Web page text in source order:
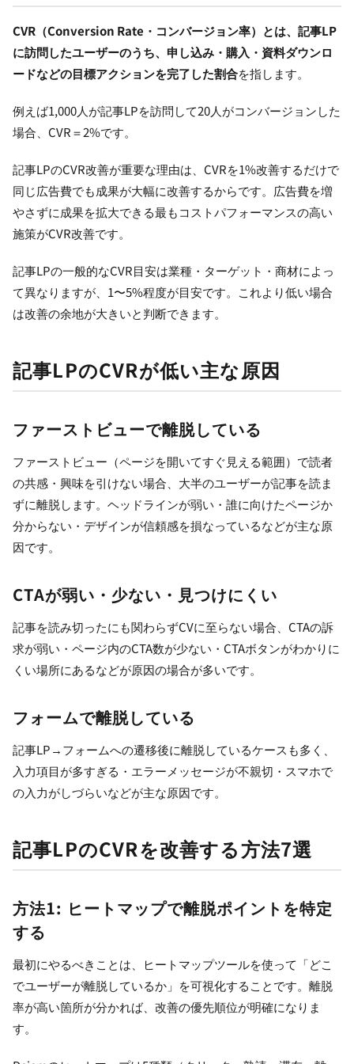
CVR（Conversion Rate・コンバージョン率）とは、記事LP
に訪問したユーザーのうち、申し込み・購入・資料ダウンロ
ードなどの目標アクションを完了した割合を指します。
例えば1,000人が記事LPを訪問して20人がコンバージョンした
場合、CVR＝2%です。
記事LPのCVR改善が重要な理由は、CVRを1%改善するだけで
同じ広告費でも成果が大幅に改善するからです。広告費を増
やさずに成果を拡大できる最もコストパフォーマンスの高い
施策がCVR改善です。
記事LPの一般的なCVR目安は業種・ターゲット・商材によっ
て異なりますが、1〜5%程度が目安です。これより低い場合
は改善の余地が大きいと判断できます。
記事LPのCVRが低い主な原因
ファーストビューで離脱している
ファーストビュー（ページを開いてすぐ見える範囲）で読者
の共感・興味を引けない場合、大半のユーザーが記事を読ま
ずに離脱します。ヘッドラインが弱い・誰に向けたページか
分からない・デザインが信頼感を損なっているなどが主な原
因です。
CTAが弱い・少ない・見つけにくい
記事を読み切ったにも関わらずCVに至らない場合、CTAの訴
求が弱い・ページ内のCTA数が少ない・CTAボタンがわかりに
くい場所にあるなどが原因の場合が多いです。
フォームで離脱している
記事LP→フォームへの遷移後に離脱しているケースも多く、
入力項目が多すぎる・エラーメッセージが不親切・スマホで
の入力がしづらいなどが主な原因です。
記事LPのCVRを改善する方法7選
方法1: ヒートマップで離脱ポイントを特定
する
最初にやるべきことは、ヒートマップツールを使って「どこ
でユーザーが離脱しているか」を可視化することです。離脱
率が高い箇所が分かれば、改善の優先順位が明確になりま
す。